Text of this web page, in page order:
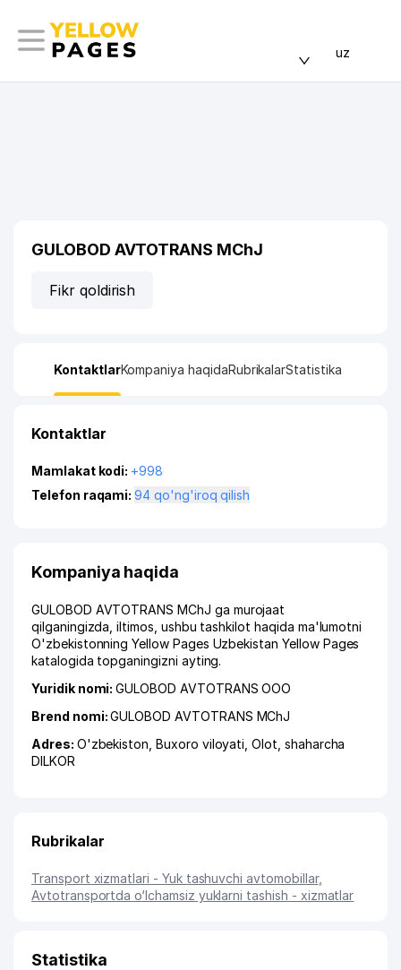
uz
GULOBOD AVTOTRANS MChJ
Fikr qoldirish
KontaktlarKompaniya haqidaRubrikalarStatistika
Kontaktlar
Mamlakat kodi: +998
Telefon raqami:
94 qo'ng'iroq qilish
Kompaniya haqida
GULOBOD AVTOTRANS MChJ ga murojaat
qilganingizda, iltimos, ushbu tashkilot haqida ma'lumotni
O'zbekistonning Yellow Pages Uzbekistan Yellow Pages
katalogida topganingizni ayting.
Yuridik nomi:GULOBOD AVTOTRANS ООО
Brend nomi:GULOBOD AVTOTRANS MChJ
Adres: O'zbekiston,Buxoro viloyati ,Olot shaharcha
DILKOR
Rubrikalar
Transport xizmatlari - Yuk tashuvchi avtomobillar,
Avtotransportda o‘lchamsiz yuklarni tashish - xizmatlar
Statistika